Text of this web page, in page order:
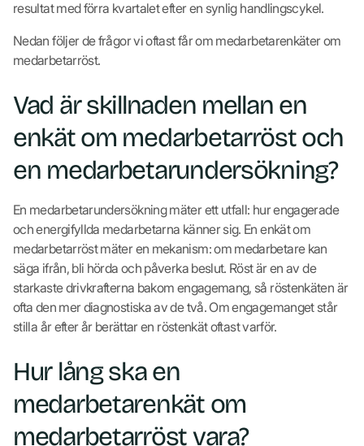
resultat med förra kvartalet efter en synlig handlingscykel.
Nedan följer de frågor vi oftast får om medarbetarenkäter om
medarbetarröst.
Vad är skillnaden mellan en
enkät om medarbetarröst och
en medarbetarundersökning?
En medarbetarundersökning mäter ett utfall: hur engagerade
och energifyllda medarbetarna känner sig. En enkät om
medarbetarröst mäter en mekanism: om medarbetare kan
säga ifrån, bli hörda och påverka beslut. Röst är en av de
starkaste drivkrafterna bakom engagemang, så röstenkäten är
ofta den mer diagnostiska av de två. Om engagemanget står
stilla år efter år berättar en röstenkät oftast varför.
Hur lång ska en
medarbetarenkät om
medarbetarröst vara?